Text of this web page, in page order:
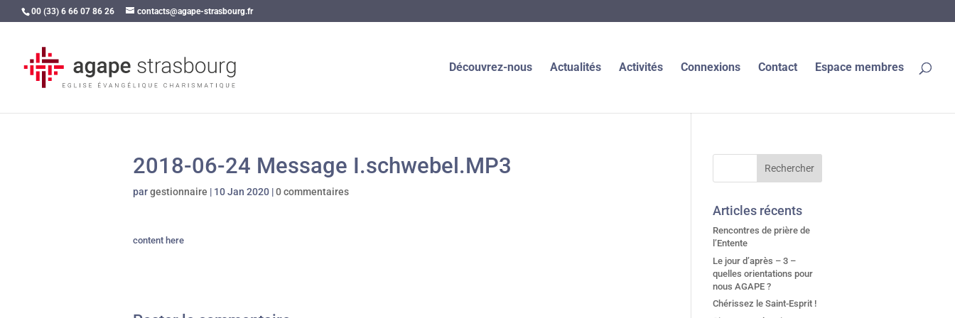
00 (33) 6 66 07 86 26 contacts@agape-strasbourg.fr
Découvrez-nous Actualités Activités Connexions Contact Espace membres
2018-06-24 Message I.schwebel.MP3
pargestionnaire | 10 Jan 2020 |0 commentaires
content here
Articles récents
Rencontres de prière de
l’Entente
Le jour d’après – 3 –
quelles orientations pour
nous AGAPE ?
Chérissez le Saint-Esprit !